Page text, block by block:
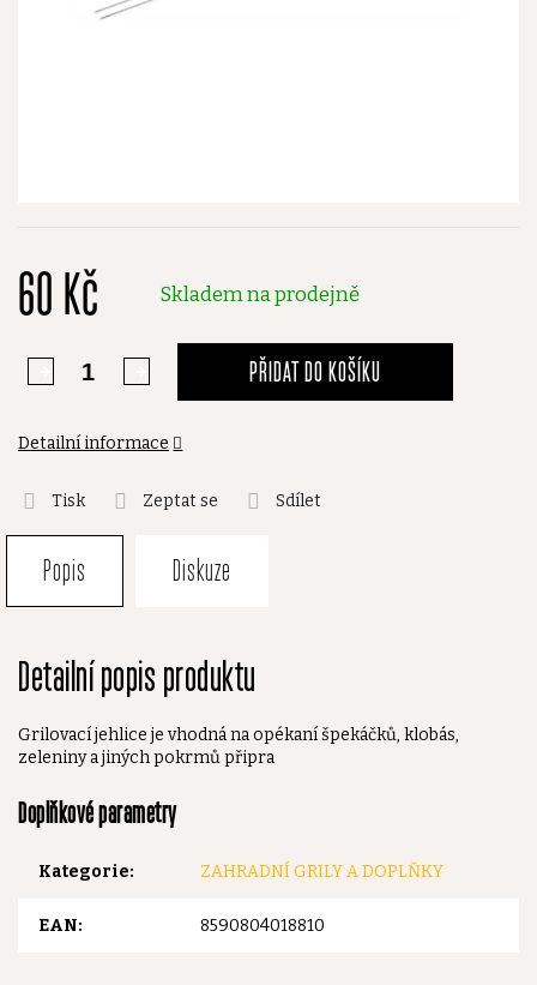
60 Kč Skladem na prodejně
PŘIDAT DO KOŠÍKU
Detailní informace
Tisk Zeptat se Sdílet
Popis Diskuze
Detailní popis produktu
Grilovací jehlice je vhodná na opékaní špekáčků, klobás,
zeleniny a jiných pokrmů připra
Doplňkové parametry
Kategorie: ZAHRADNÍ GRILY A DOPLŇKY
EAN: 8590804018810